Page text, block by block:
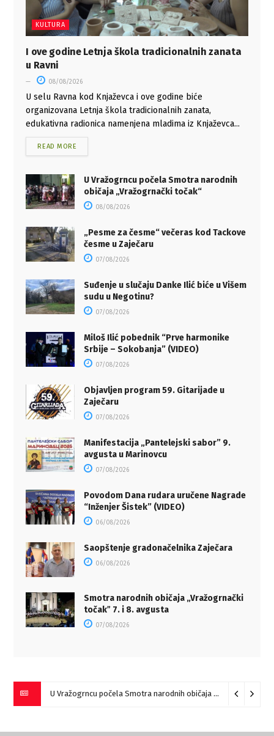
KULTURA
I ove godine Letnja škola tradicionalnih zanata
u Ravni
08/08/2026
U selu Ravna kod Knjaževca i ove godine biće
organizovana Letnja škola tradicionalnih zanata,
edukativna radionica namenjena mladima iz Knjaževca...
READ MORE
U Vražogrncu počela Smotra narodnih
običaja „Vražogrnački točak“
08/08/2026
„Pesme za česme“ večeras kod Tackove
česme u Zaječaru
07/08/2026
Suđenje u slučaju Danke Ilić biće u Višem
sudu u Negotinu?
07/08/2026
Miloš Ilić pobednik “Prve harmonike
Srbije – Sokobanja” (VIDEO)
07/08/2026
Objavljen program 59. Gitarijade u
Zaječaru
07/08/2026
Manifestacija „Pantelejski sabor” 9.
avgusta u Marinovcu
07/08/2026
Povodom Dana rudara uručene Nagrade
“Inženjer Šistek” (VIDEO)
06/08/2026
Saopštenje gradonačelnika Zaječara
06/08/2026
Smotra narodnih običaja „Vražogrnački
točakˮ 7. i 8. avgusta
07/08/2026
U Vražogrncu počela Smotra narodnih običaja „Vražogrnački točak“